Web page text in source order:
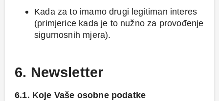
Kada za to imamo drugi legitiman interes
(primjerice kada je to nužno za provođenje
sigurnosnih mjera).
6. Newsletter
6.1. Koje Vaše osobne podatke